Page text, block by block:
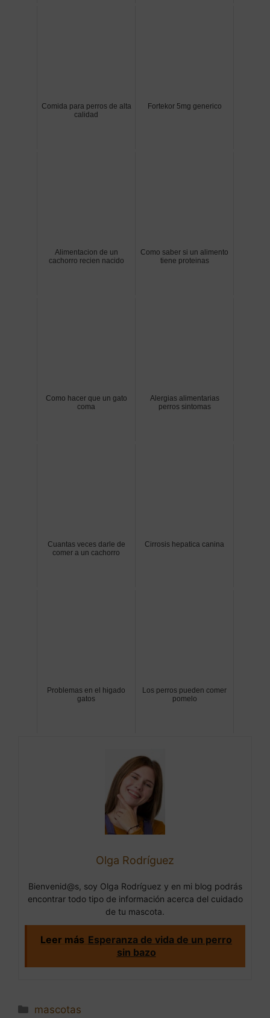
Comida para perros de alta
calidad
Fortekor 5mg generico
Alimentacion de un
cachorro recien nacido
Como saber si un alimento
tiene proteinas
Como hacer que un gato
coma
Alergias alimentarias
perros sintomas
Cuantas veces darle de
comer a un cachorro
Cirrosis hepatica canina
Problemas en el higado
gatos
Los perros pueden comer
pomelo
Olga Rodríguez
Bienvenid@s, soy Olga Rodríguez y en mi blog podrás
encontrar todo tipo de información acerca del cuidado
de tu mascota.
Leer más Esperanza de vida de un perro
sin bazo
Categorías
mascotas